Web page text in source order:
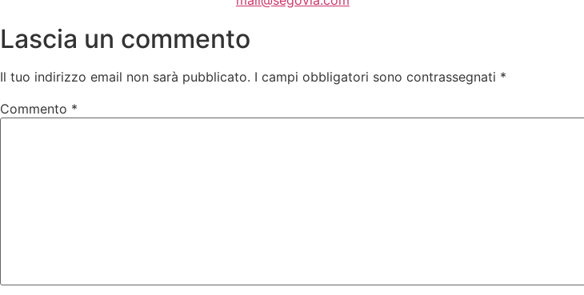
Lascia un commento
Il tuo indirizzo email non sarà pubblicato. I campi obbligatori sono contrassegnati *
Commento *